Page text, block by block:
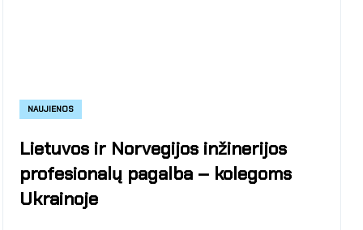
NAUJIENOS
Lietuvos ir Norvegijos inžinerijos
profesionalų pagalba – kolegoms
Ukrainoje